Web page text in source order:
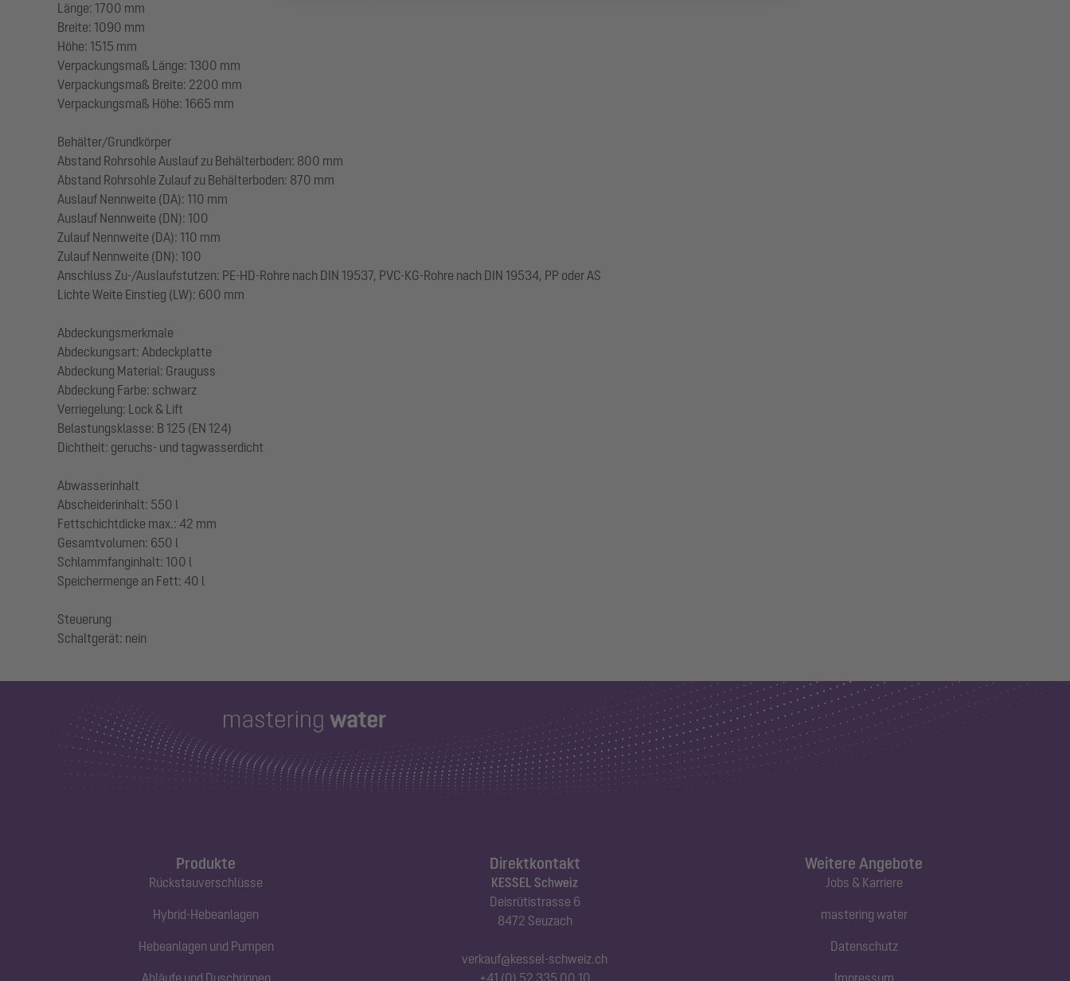
Länge: 1700 mm
Breite: 1090 mm
Höhe: 1515 mm
Verpackungsmaß Länge: 1300 mm
Verpackungsmaß Breite: 2200 mm
Verpackungsmaß Höhe: 1665 mm
Behälter/Grundkörper
Abstand Rohrsohle Auslauf zu Behälterboden: 800 mm
Abstand Rohrsohle Zulauf zu Behälterboden: 870 mm
Auslauf Nennweite (DA): 110 mm
Auslauf Nennweite (DN): 100
Zulauf Nennweite (DA): 110 mm
Zulauf Nennweite (DN): 100
Anschluss Zu-/Auslaufstutzen: PE-HD-Rohre nach DIN 19537, PVC-KG-Rohre nach DIN 19534, PP oder AS
Lichte Weite Einstieg (LW): 600 mm
Abdeckungsmerkmale
Abdeckungsart: Abdeckplatte
Abdeckung Material: Grauguss
Abdeckung Farbe: schwarz
Verriegelung: Lock & Lift
Belastungsklasse: B 125 (EN 124)
Dichtheit: geruchs- und tagwasserdicht
Abwasserinhalt
Abscheiderinhalt: 550 l
Fettschichtdicke max.: 42 mm
Gesamtvolumen: 650 l
Schlammfanginhalt: 100 l
Speichermenge an Fett: 40 l
Steuerung
Produkte
Rückstauverschlüsse
Hybrid-Hebeanlagen
Hebeanlagen und Pumpen
Abläufe und Duschrinnen
Direktkontakt
KESSEL Schweiz
Deisrütistrasse 6
8472 Seuzach
verkauf@kessel-schweiz.ch
+41 (0) 52 335 00 10
Weitere Angebote
Jobs & Karriere
mastering water
Datenschutz
Impressum